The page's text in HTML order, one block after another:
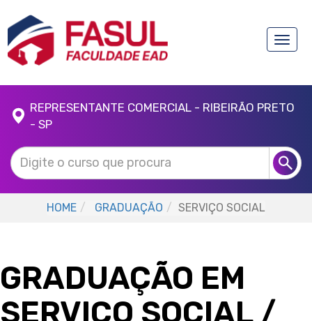
Toggle
REPRESENTANTE COMERCIAL - RIBEIRÃO PRETO
- SP
HOME GRADUAÇÃO SERVIÇO SOCIAL
GRADUAÇÃO EM
SERVIÇO SOCIAL /